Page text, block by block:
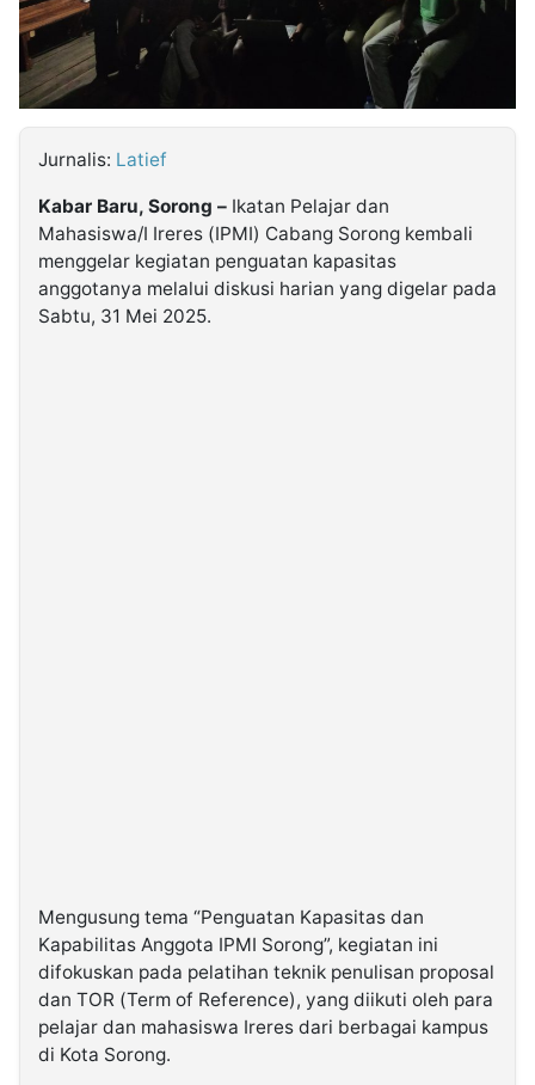
Follow
Kabarbaru
Jurnalis: Latief
Kabar Baru, Sorong – Ikatan Pelajar dan
Mahasiswa/I Ireres (IPMI) Cabang Sorong kembali
menggelar kegiatan penguatan kapasitas
anggotanya melalui diskusi harian yang digelar pada
Sabtu, 31 Mei 2025.
Mengusung tema “Penguatan Kapasitas dan
Kapabilitas Anggota IPMI Sorong”, kegiatan ini
difokuskan pada pelatihan teknik penulisan proposal
dan TOR (Term of Reference), yang diikuti oleh para
pelajar dan mahasiswa Ireres dari berbagai kampus
di Kota Sorong.